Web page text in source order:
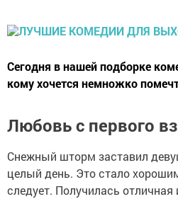
Сегодня в нашей подборке
кому хочется немножко
Любовь с первого
Снежный шторм заставил
целый день. Это стало
следует. Получилась